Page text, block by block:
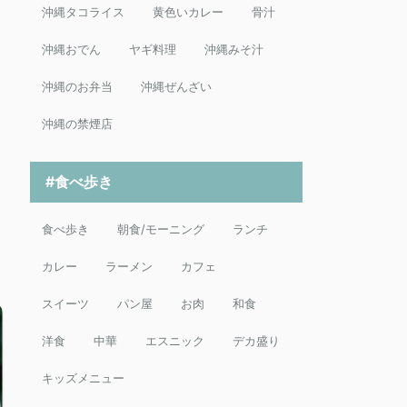
沖縄タコライス 黄色いカレー 骨汁
沖縄おでん ヤギ料理 沖縄みそ汁
沖縄のお弁当 沖縄ぜんざい
沖縄の禁煙店
#食べ歩き
食べ歩き 朝食/モーニング ランチ
カレー ラーメン カフェ
スイーツ パン屋 お肉 和食
洋食 中華 エスニック デカ盛り
キッズメニュー